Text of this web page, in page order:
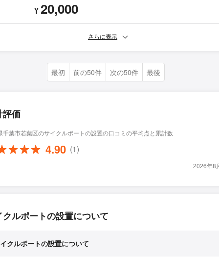
¥20,000
さらに表示
最初 前の50件 次の50件 最後
評価
千葉市若葉区のサイクルポートの設置の口コミの平均点と累計数
4.90 (1)
2026年8
クルポートの設置について
クルポートの設置について